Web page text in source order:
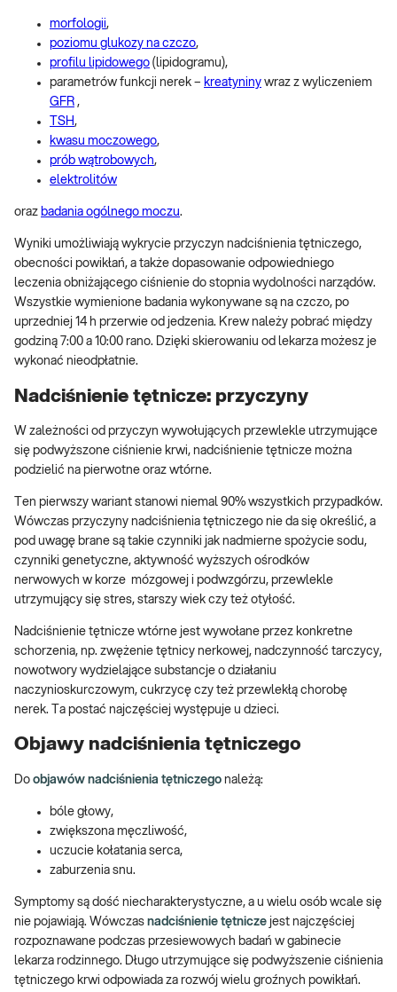
morfologii,
poziomu glukozy na czczo,
profilu lipidowego (lipidogramu),
parametrów funkcji nerek – kreatyniny wraz z wyliczeniem
GFR ,
TSH,
kwasu moczowego,
prób wątrobowych,
elektrolitów
oraz badania ogólnego moczu.
Wyniki umożliwiają wykrycie przyczyn nadciśnienia tętniczego,
obecności powikłań, a także dopasowanie odpowiedniego
leczenia obniżającego ciśnienie do stopnia wydolności narządów.
Wszystkie wymienione badania wykonywane są na czczo, po
uprzedniej 14 h przerwie od jedzenia. Krew należy pobrać między
godziną 7:00 a 10:00 rano. Dzięki skierowaniu od lekarza możesz je
wykonać nieodpłatnie.
Nadciśnienie tętnicze: przyczyny
W zależności od przyczyn wywołujących przewlekle utrzymujące
się podwyższone ciśnienie krwi, nadciśnienie tętnicze można
podzielić na pierwotne oraz wtórne.
Ten pierwszy wariant stanowi niemal 90% wszystkich przypadków.
Wówczas przyczyny nadciśnienia tętniczego nie da się określić, a
pod uwagę brane są takie czynniki jak nadmierne spożycie sodu,
czynniki genetyczne, aktywność wyższych ośrodków
nerwowych w korze mózgowej i podwzgórzu, przewlekle
utrzymujący się stres, starszy wiek czy też otyłość.
Nadciśnienie tętnicze wtórne jest wywołane przez konkretne
schorzenia, np. zwężenie tętnicy nerkowej, nadczynność tarczycy,
nowotwory wydzielające substancje o działaniu
naczynioskurczowym, cukrzycę czy też przewlekłą chorobę
nerek. Ta postać najczęściej występuje u dzieci.
Objawy nadciśnienia tętniczego
Do objawów nadciśnienia tętniczego należą:
bóle głowy,
zwiększona męczliwość,
uczucie kołatania serca,
zaburzenia snu.
Symptomy są dość niecharakterystyczne, a u wielu osób wcale się
nie pojawiają. Wówczas nadciśnienie tętnicze jest najczęściej
rozpoznawane podczas przesiewowych badań w gabinecie
lekarza rodzinnego. Długo utrzymujące się podwyższenie ciśnienia
tętniczego krwi odpowiada za rozwój wielu groźnych powikłań.